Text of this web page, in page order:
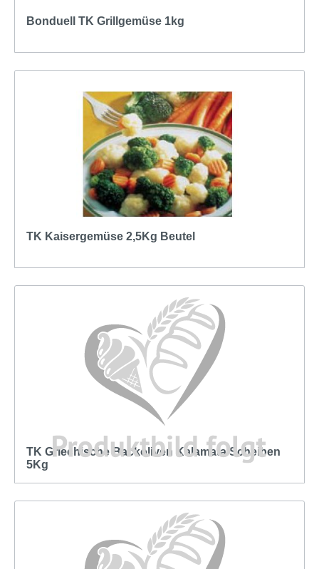
Bonduell TK Grillgemüse 1kg
TK Kaisergemüse 2,5Kg Beutel
TK Griechische Backoliven Kalamata Scheiben
5Kg